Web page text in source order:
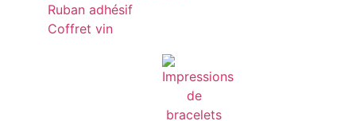
Ruban adhésif
Coffret vin